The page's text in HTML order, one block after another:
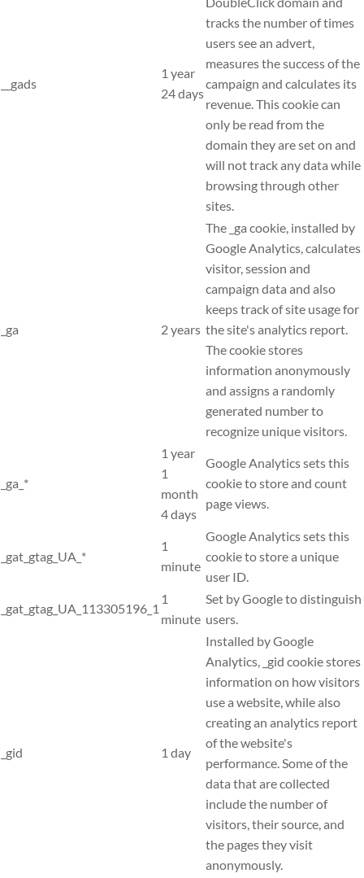
__gads
1 year
24 days
tracks the number of times
users see an advert,
measures the success of the
campaign and calculates its
revenue. This cookie can
only be read from the
domain they are set on and
will not track any data while
browsing through other
sites.
_ga 2 years
The _ga cookie, installed by
Google Analytics, calculates
visitor, session and
campaign data and also
keeps track of site usage for
the site's analytics report.
The cookie stores
information anonymously
and assigns a randomly
generated number to
recognize unique visitors.
_ga_*
1 year
1
month
4 days
Google Analytics sets this
cookie to store and count
page views.
_gat_gtag_UA_*
1
minute
Google Analytics sets this
cookie to store a unique
user ID.
_gat_gtag_UA_113305196_1
1
minute
Set by Google to distinguish
users.
_gid 1 day
Installed by Google
Analytics, _gid cookie stores
information on how visitors
use a website, while also
creating an analytics report
of the website's
performance. Some of the
data that are collected
include the number of
visitors, their source, and
the pages they visit
anonymously.